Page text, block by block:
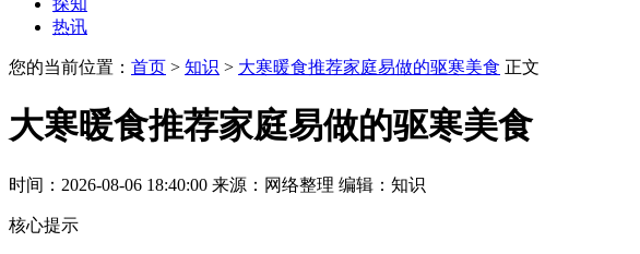
探知
热讯
您的当前位置： 首页 > 知识 > 大寒暖食推荐家庭易做的驱寒美食 正文
大寒暖食推荐家庭易做的驱寒美食
时间：2026-08-06 18:40:00 来源：网络整理 编辑：知识
核心提示